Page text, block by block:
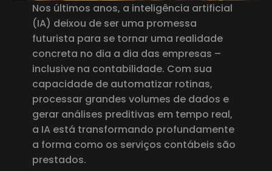
Nos últimos anos, a inteligência artificial
(IA) deixou de ser uma promessa
futurista para se tornar uma realidade
concreta no dia a dia das empresas –
inclusive na contabilidade. Com sua
capacidade de automatizar rotinas,
processar grandes volumes de dados e
gerar análises preditivas em tempo real,
a IA está transformando profundamente
a forma como os serviços contábeis são
prestados.